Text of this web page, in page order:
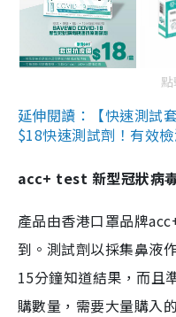
延伸閱讀：【快速測試
$18快速測試劑！有效
acc+ test 新型冠狀病
產品由香港口罩品牌
到。測試劑以採集鼻液
15分鐘知道結果，而且
購數量，需要大量購入